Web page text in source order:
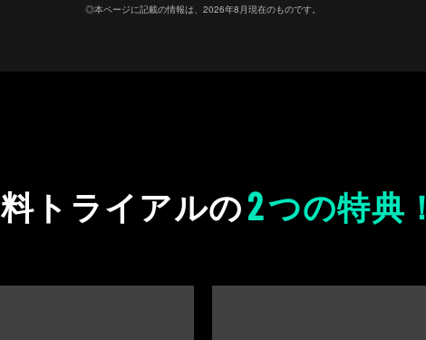
◎本ページに記載の情報は、2026年8月現在のものです。
トライアルの2つの特典！